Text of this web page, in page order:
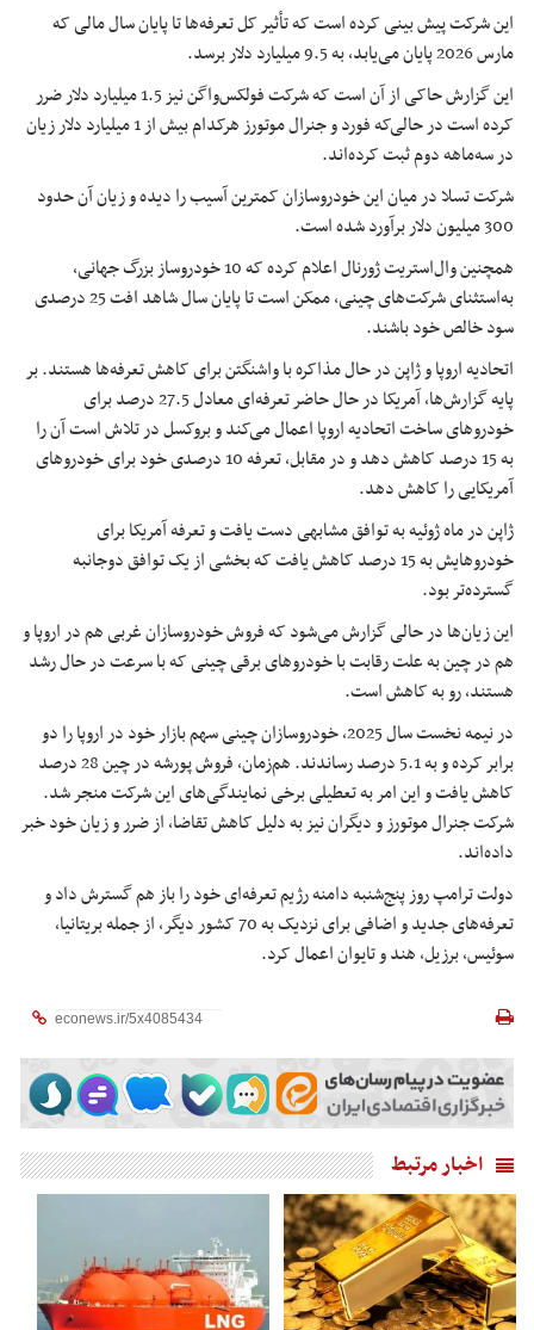
این شرکت پیش بینی کرده است که تأثیر کل تعرفه‌ها تا پایان سال مالی که
مارس 2026 پایان می‌یابد، به 9.5 میلیارد دلار برسد.
این گزارش حاکی از آن است که شرکت فولکس‌واگن نیز 1.5 میلیارد دلار ضرر
کرده است در حالی‌که فورد و جنرال موتورز هرکدام بیش از 1 میلیارد دلار زیان
در سه‌ماهه دوم ثبت کرده‌اند.
شرکت تسلا در میان این خودروسازان کمترین آسیب را دیده و زیان آن حدود
300 میلیون دلار برآورد شده است.
همچنین وال‌استریت ژورنال اعلام کرده که 10 خودروساز بزرگ جهانی،
به‌استثنای شرکت‌های چینی، ممکن است تا پایان سال شاهد افت 25 درصدی
سود خالص خود باشند.
اتحادیه اروپا و ژاپن در حال مذاکره با واشنگتن برای کاهش تعرفه‌ها هستند. بر
پایه گزارش‌ها، آمریکا در حال حاضر تعرفه‌ای معادل 27.5 درصد برای
خودروهای ساخت اتحادیه اروپا اعمال می‌کند و بروکسل در تلاش است آن را
به 15 درصد کاهش دهد و در مقابل، تعرفه 10 درصدی خود برای خودروهای
آمریکایی را کاهش دهد.
ژاپن در ماه ژوئیه به توافق مشابهی دست یافت و تعرفه آمریکا برای
خودروهایش به 15 درصد کاهش یافت که بخشی از یک توافق دوجانبه
گسترده‌تر بود.
این زیان‌ها در حالی گزارش می‌شود که فروش خودروسازان غربی هم در اروپا و
هم در چین به علت رقابت با خودروهای برقی چینی که با سرعت در حال رشد
هستند، رو به کاهش است.
در نیمه نخست سال 2025، خودروسازان چینی سهم بازار خود در اروپا را دو
برابر کرده و به 5.1 درصد رساندند. هم‌زمان، فروش پورشه در چین 28 درصد
کاهش یافت و این امر به تعطیلی برخی نمایندگی‌های این شرکت منجر شد.
شرکت جنرال موتورز و دیگران نیز به دلیل کاهش تقاضا، از ضرر و زیان خود خبر
داده‌اند.
دولت ترامپ روز پنج‌شنبه دامنه رژیم تعرفه‌ای خود را باز هم گسترش داد و
تعرفه‌های جدید و اضافی برای نزدیک به 70 کشور دیگر، از جمله بریتانیا،
سوئیس، برزیل، هند و تایوان اعمال کرد.
اخبار مرتبط